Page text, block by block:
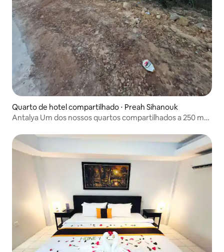
Quarto de hotel compartilhado ⋅ Preah Sihanouk
Antalya Um dos nossos quartos compartilhados a 250 m